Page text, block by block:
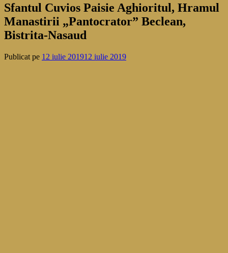
Sfantul Cuvios Paisie Aghioritul, Hramul
Manastirii „Pantocrator” Beclean,
Bistrita-Nasaud
Publicat pe 12 iulie 201912 iulie 2019